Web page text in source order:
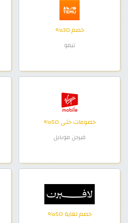
خصم 30%
تيمو
خصومات حتى 50%
فيرجن موبايل
خصم لغاية 50%